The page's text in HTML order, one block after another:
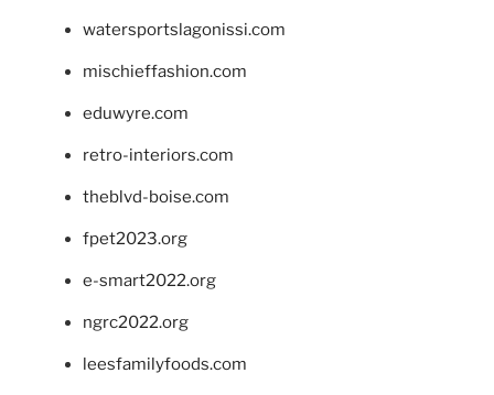
watersportslagonissi.com
mischieffashion.com
eduwyre.com
retro-interiors.com
theblvd-boise.com
fpet2023.org
e-smart2022.org
ngrc2022.org
leesfamilyfoods.com